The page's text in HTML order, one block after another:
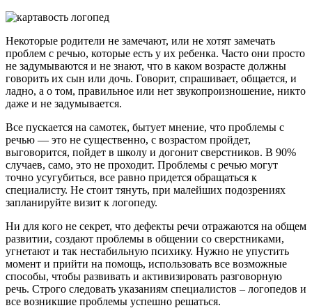
Некоторые родители не замечают, или не хотят замечать
проблем с речью, которые есть у их ребенка. Часто они просто
не задумываются и не знают, что в каком возрасте должны
говорить их сын или дочь. Говорит, спрашивает, общается, и
ладно, а о том, правильное или нет звукопроизношение, никто
даже и не задумывается.
Все пускается на самотек, бытует мнение, что проблемы с
речью — это не существенно, с возрастом пройдет,
выговорится, пойдет в школу и догонит сверстников. В 90%
случаев, само, это не проходит. Проблемы с речью могут
точно усугубиться, все равно придется обращаться к
специалисту. Не стоит тянуть, при малейших подозрениях
запланируйте визит к логопеду.
Ни для кого не секрет, что дефекты речи отражаются на общем
развитии, создают проблемы в общении со сверстниками,
угнетают и так нестабильную психику. Нужно не упустить
момент и прийти на помощь, использовать все возможные
способы, чтобы развивать и активизировать разговорную
речь. Строго следовать указаниям специалистов – логопедов и
все возникшие проблемы успешно решаться.